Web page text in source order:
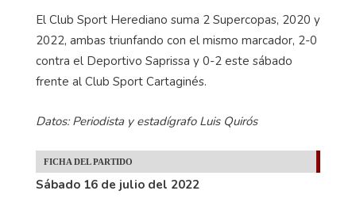
El Club Sport Herediano suma 2 Supercopas, 2020 y
2022, ambas triunfando con el mismo marcador, 2-0
contra el Deportivo Saprissa y 0-2 este sábado
frente al Club Sport Cartaginés.
Datos: Periodista y estadígrafo Luis Quirós
FICHA DEL PARTIDO
Sábado 16 de julio del 2022